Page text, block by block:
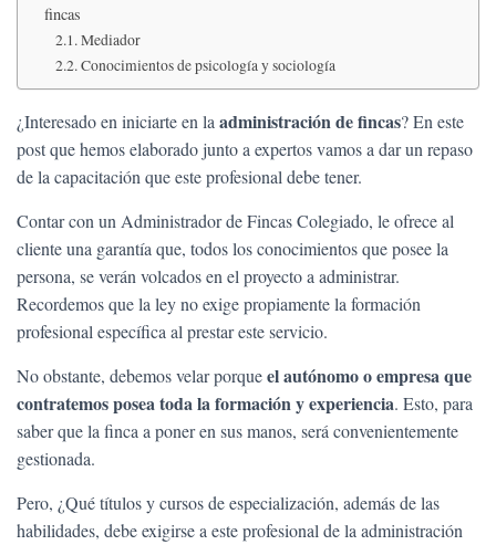
fincas
Mediador
Conocimientos de psicología y sociología
¿Interesado en iniciarte en la administración de fincas? En este
post que hemos elaborado junto a expertos vamos a dar un repaso
de la capacitación que este profesional debe tener.
Contar con un Administrador de Fincas Colegiado, le ofrece al
cliente una garantía que, todos los conocimientos que posee la
persona, se verán volcados en el proyecto a administrar.
Recordemos que la ley no exige propiamente la formación
profesional específica al prestar este servicio.
No obstante, debemos velar porqueel autónomo o empresa que
contratemos posea toda la formación y experiencia. Esto, para
saber que la finca a poner en sus manos, será convenientemente
gestionada.
Pero, ¿Qué títulos y cursos de especialización, además de las
habilidades, debe exigirse a este profesional de la administración